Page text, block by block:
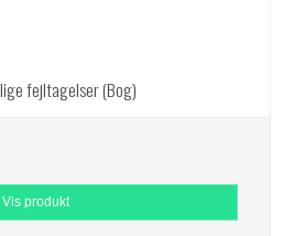
fejltagelser (Bog)
Vis produkt